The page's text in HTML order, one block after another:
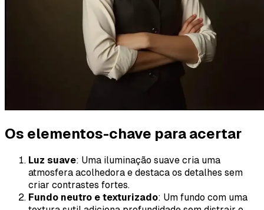
Os elementos-chave para acertar
Luz suave: Uma iluminação suave cria uma
atmosfera acolhedora e destaca os detalhes sem
criar contrastes fortes.
Fundo neutro e texturizado: Um fundo com uma